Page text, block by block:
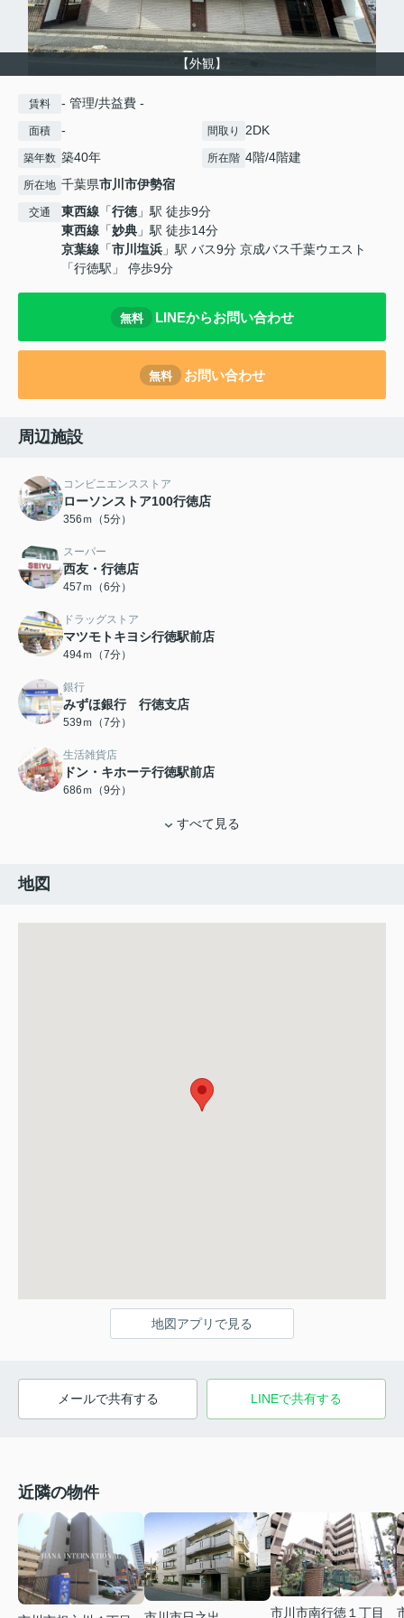
【外観】
賃料 - 管理/共益費 -
面積 - 間取り 2DK
築年数 築40年 所在階 4階/4階建
所在地 千葉県市川市伊勢宿
交通 東西線 「行徳」駅 徒歩9分
東西線 「妙典 」駅 徒歩14分
京葉線 「市川塩浜 」駅 バス9分 京成バス千葉ウエスト
「行徳駅」 停歩9分
無料 LINEからお問い合わせ
無料 お問い合わせ
周辺施設
コンビニエンスストア
ローソンストア100行徳店
356ｍ（5分）
スーパー
西友・行徳店
457ｍ（6分）
ドラッグストア
マツモトキヨシ行徳駅前店
494ｍ（7分）
銀行
みずほ銀行 行徳支店
539ｍ（7分）
生活雑貨店
ドン・キホーテ行徳駅前店
686ｍ（9分）
すべて見る
地図
地図アプリで見る
メールで共有する LINEで共有する
近隣の物件
市川市南行徳１丁目